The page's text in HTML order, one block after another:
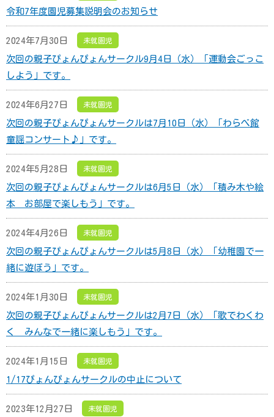
令和7年度園児募集説明会のお知らせ
2024年7月30日 未就園児
次回の親子ぴょんぴょんサークル9月4日（水）「運動会ごっこ
しよう」です。
2024年6月27日 未就園児
次回の親子ぴょんぴょんサークルは7月10日（水）「わらべ館
童謡コンサート♪」です。
2024年5月28日 未就園児
次回の親子ぴょんぴょんサークルは6月5日（水）「積み木や絵
本 お部屋で楽しもう」です。
2024年4月26日 未就園児
次回の親子ぴょんぴょんサークルは5月8日（水）「幼稚園で一
緒に遊ぼう」です。
2024年1月30日 未就園児
次回の親子ぴょんぴょんサークルは2月7日（水）「歌でわくわ
く みんなで一緒に楽しもう」です。
2024年1月15日 未就園児
1/17ぴょんぴょんサークルの中止について
2023年12月27日 未就園児